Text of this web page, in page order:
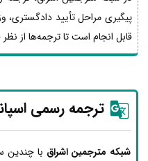
پیگیری مراحل تأیید
قابل انجام است تا ترجمه‌ها از
ترجمه رسمی
شبکه مترجمین اشراق با چندین